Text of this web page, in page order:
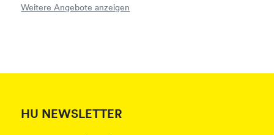
Weitere Angebote anzeigen
HU NEWSLETTER